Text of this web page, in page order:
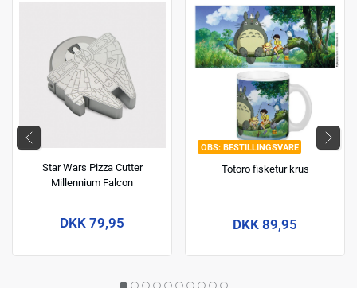
Star Wars Pizza Cutter
Millennium Falcon
DKK 79,95
BESTILLINGSVARE
Totoro fisketur krus
DKK 89,95